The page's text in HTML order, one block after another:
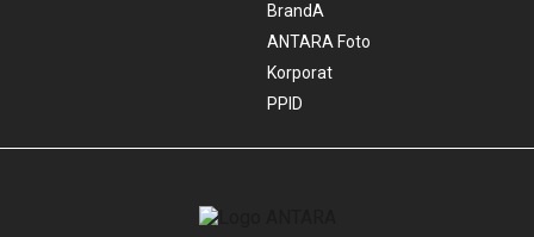
BrandA
ANTARA Foto
Korporat
PPID